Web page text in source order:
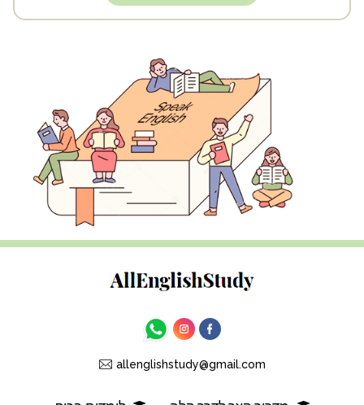
allenglishstudy@gmail.com